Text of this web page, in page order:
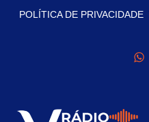
POLÍTICA DE PRIVACIDADE